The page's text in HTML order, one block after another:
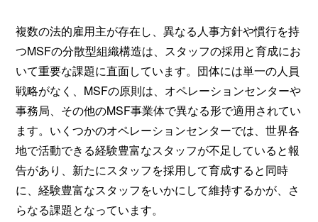
複数の法的雇用主が存在し、異なる人事方針や慣行を持
つMSFの分散型組織構造は、スタッフの採用と育成にお
いて重要な課題に直面しています。団体には単一の人員
戦略がなく、MSFの原則は、オペレーションセンターや
事務局、その他のMSF事業体で異なる形で適用されてい
ます。いくつかのオペレーションセンターでは、世界各
地で活動できる経験豊富なスタッフが不足していると報
告があり、新たにスタッフを採用して育成すると同時
に、経験豊富なスタッフをいかにして維持するかが、さ
らなる課題となっています。